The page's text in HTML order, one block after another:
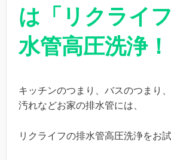
は「リクライ
水管高圧洗浄！
キッチンのつまり、バスのつまり
汚れなどお家の排水管には、
リクライフの排水管高圧洗浄をお